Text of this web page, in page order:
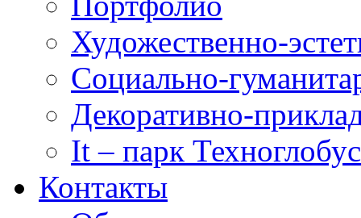
Художественно-
Социально-
Декоративно-
It – парк Техноглобус
Контакты